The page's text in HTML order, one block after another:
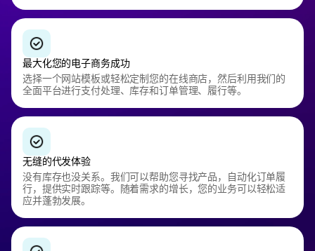
最大化您的电子商务成功
选择一个网站模板或轻松定制您的在线商店，然后利用我们的
全面平台进行支付处理、库存和订单管理、履行等。
无缝的代发体验
没有库存也没关系。我们可以帮助您寻找产品，自动化订单履
行，提供实时跟踪等。随着需求的增长，您的业务可以轻松适
应并蓬勃发展。